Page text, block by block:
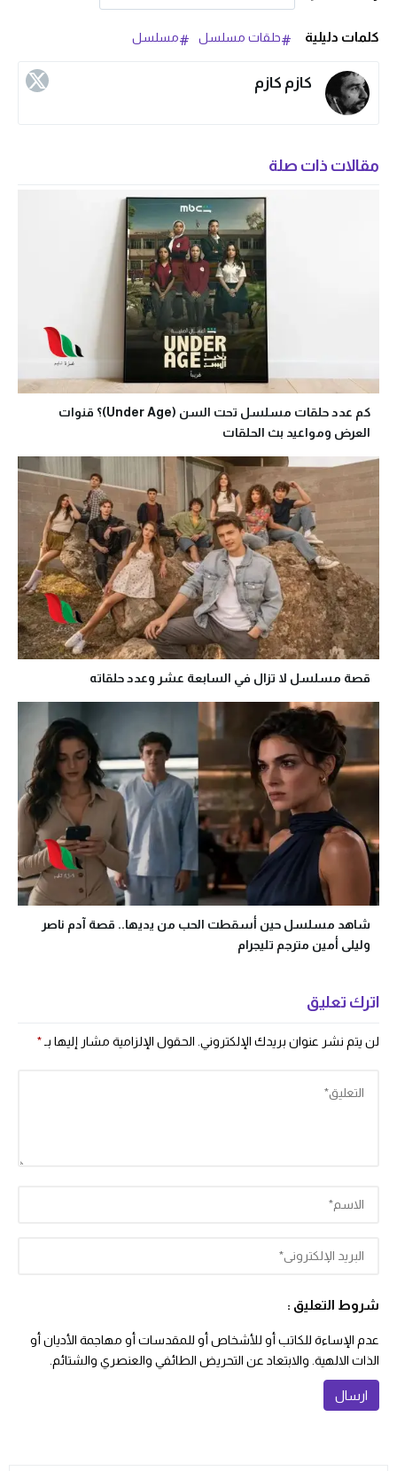
كلمات دليلية حلقات مسلسل مسلسل
كازم كازم
مقالات ذات صلة
كم عدد حلقات مسلسل تحت السن (Under Age)؟ قنوات
العرض ومواعيد بث الحلقات
قصة مسلسل لا تزال في السابعة عشر وعدد حلقاته
شاهد مسلسل حين أسقطت الحب من يديها.. قصة آدم ناصر
وليلى أمين مترجم تليجرام
اترك تعليق
لن يتم نشر عنوان بريدك الإلكتروني. الحقول الإلزامية مشار إليها بـ *
شروط التعليق :
عدم الإساءة للكاتب أو للأشخاص أو للمقدسات أو مهاجمة الأديان أو
الذات الالهية. والابتعاد عن التحريض الطائفي والعنصري والشتائم.